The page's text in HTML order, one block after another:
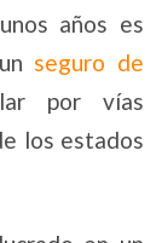
años es
seguro de
por vías
los estados